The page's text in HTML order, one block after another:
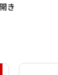
き